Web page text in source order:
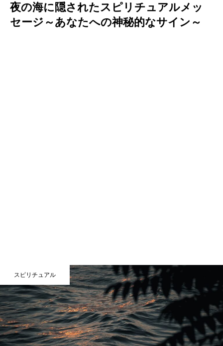
夜の海に隠されたスピリチュアルメッ
セージ～あなたへの神秘的なサイン～
スピリチュアル